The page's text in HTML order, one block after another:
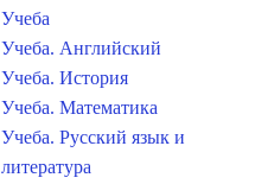
Учеба
Учеба. Английский
Учеба. История
Учеба. Математика
Учеба. Русский язык и
литература